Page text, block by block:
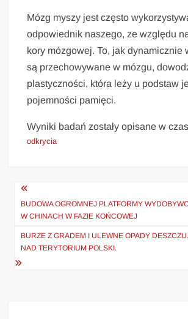
Mózg myszy jest często
odpowiednik naszego, ze względu
kory mózgowej. To, jak dynamicznie
są przechowywane w mózgu,
plastyczności, która leży u podstaw
pojemności pamięci.
Wyniki badań zostały opisane w
odkrycia
Nawigacja
wpisu
BUDOWA OGROMNEJ PLATFORMY
W CHINACH W FAZIE KOŃCOWEJ
BURZE Z GRADEM I ULEWNE OPADY
NAD TERYTORIUM POLSKI.